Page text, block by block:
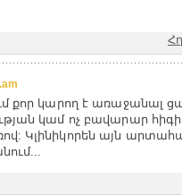
քոր կարող է առաջանալ
կամ ոչ բավարար
Կլինիկորեն այն